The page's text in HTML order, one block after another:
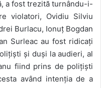
a fost trezită turnându-i-
violatori, Ovidiu Silviu
Burlacu, Ionuț Bogdan
Surleac au fost ridicați
și duși la audieri, al
fiind prins de polițiști
având intenția de a